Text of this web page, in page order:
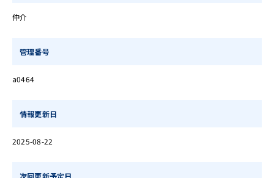
仲介
管理番号
a0464
情報更新日
2025-08-22